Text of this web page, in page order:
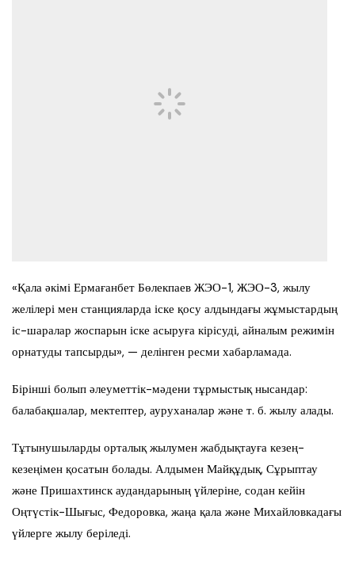
«Қала әкімі Ермағанбет Бөлекпаев ЖЭО-1, ЖЭО-3, жылу
желілері мен станцияларда іске қосу алдындағы жұмыстардың
іс-шаралар жоспарын іске асыруға кірісуді, айналым режимін
орнатуды тапсырды», — делінген ресми хабарламада.
Бірінші болып әлеуметтік-мәдени тұрмыстық нысандар:
балабақшалар, мектептер, ауруханалар және т. б. жылу алады.
Тұтынушыларды орталық жылумен жабдықтауға кезең-
кезеңімен қосатын болады. Алдымен Майқұдық, Сұрыптау
және Пришахтинск аудандарының үйлеріне, содан кейін
Оңтүстік-Шығыс, Федоровка, жаңа қала және Михайловкадағы
үйлерге жылу беріледі.